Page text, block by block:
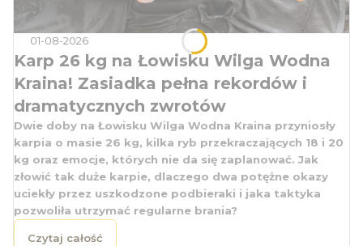
01-08-2026
Karp 26 kg na Łowisku Wilga Wodna
Kraina! Zasiadka pełna rekordów i
dramatycznych zwrotów
Dwie doby na Łowisku Wilga Wodna Kraina przyniosły
karpia o masie 26 kg, kilka ryb przekraczających 18 i 20
kg oraz emocje, których nie da się zaplanować. Jak
złowić tak duże karpie, dlaczego dwa potężne okazy
uciekły przez uszkodzone podbieraki i jaka taktyka
pozwoliła utrzymać regularne brania?
Czytaj całość